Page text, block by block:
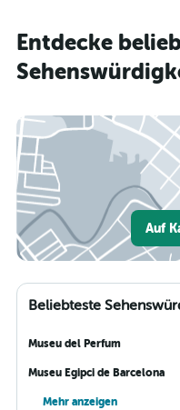
Entdecke
Auf
Beliebteste
Museu del Perfum
Museu Egipci de Barcelona
Mehr anzeigen